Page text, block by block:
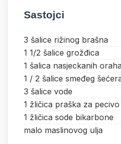
Sastojci
3 šalice rižinog brašna
1 1/2 šalice grožđica
1 šalica nasjeckanih oraha
1 / 2 šalice smeđeg
3 šalice vode
1 žličica praška za pecivo
1 žličica sode bikarbone
malo maslinovog ulja